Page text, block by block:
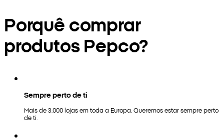
Porquê comprar
produtos Pepco?
Sempre perto de ti
Mais de 3.000 lojas em toda a Europa. Queremos estar sempre perto
de ti.